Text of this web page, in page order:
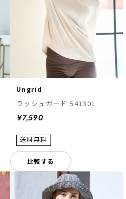
Ungrid
ラッシュガード 541301
¥7,590
比較する